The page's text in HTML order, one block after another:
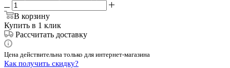
В корзину
Купить в 1 клик
Рассчитать доставку
Цена действительна только для интернет-магазина
Как получить скидку?